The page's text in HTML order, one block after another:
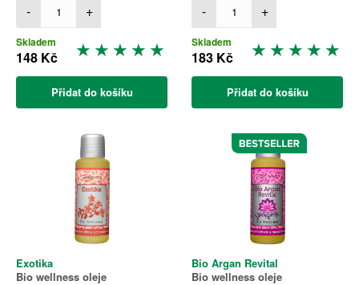
- +
Skladem
148 Kč
Přidat do košíku
- +
Skladem
183 Kč
Přidat do košíku
Exotika
Bio wellness oleje
Bio Argan Revital
Bio wellness oleje